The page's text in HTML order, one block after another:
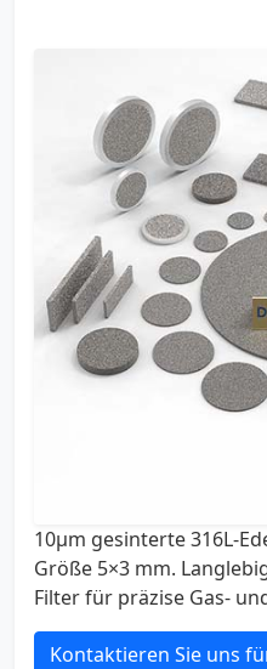
10µm gesinterte 316L-
Größe 5×3 mm.
Filter für präzise Gas-
Kontaktieren Sie uns